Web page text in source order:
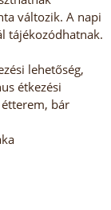
változik. A napi
tájékozódhatnak.
lehetőség,
étkezési
bár